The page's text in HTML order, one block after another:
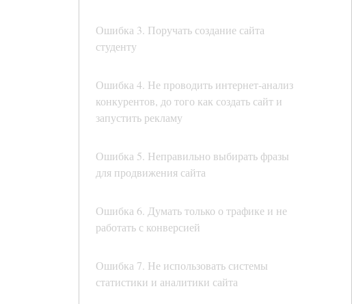
Ошибка 3. Поручать создание сайта
студенту
Ошибка 4. Не проводить интернет-анализ
конкурентов, до того как создать сайт и
запустить рекламу
Ошибка 5. Неправильно выбирать фразы
для продвижения сайта
Ошибка 6. Думать только о трафике и не
работать с конверсией
Ошибка 7. Не использовать системы
статистики и аналитики сайта